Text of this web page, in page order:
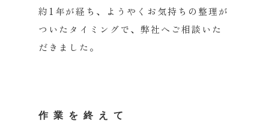
約1年が経ち、ようやくお気持ちの整理が
ついたタイミングで、 弊社へご相談いた
だきました。
作業を終えて